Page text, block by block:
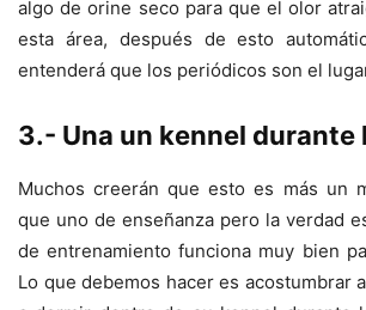
algo de orine seco para que el olor
esta área, después de esto
entenderá que los periódicos son el
3.- Una un kennel durante
Muchos creerán que esto es más un
que uno de enseñanza pero la verdad
de entrenamiento funciona muy bien
Lo que debemos hacer es acostumbrar